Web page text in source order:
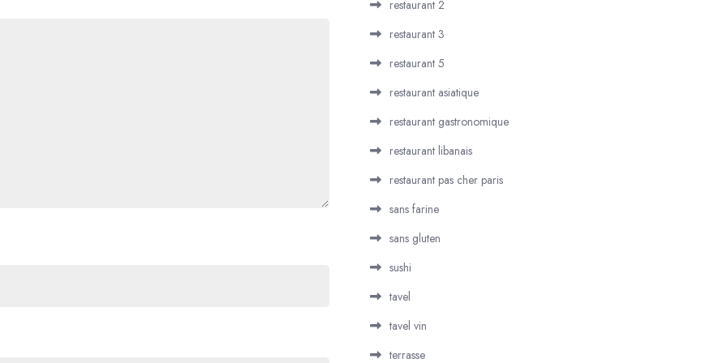
restaurant 2
restaurant 3
restaurant 5
restaurant asiatique
restaurant gastronomique
restaurant libanais
restaurant pas cher paris
sans farine
sans gluten
sushi
tavel
tavel vin
terrasse